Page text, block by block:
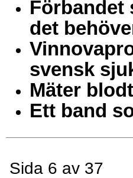
Förbandet
det
svensk
Mäter
Ett band
Sida 6 av 37